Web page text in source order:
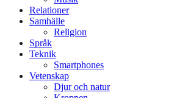
Relationer
Samhälle
Religion
Språk
Teknik
Smartphones
Vetenskap
Djur och natur